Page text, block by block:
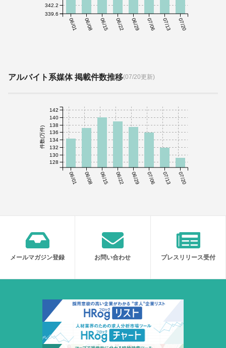
06/01 06/08 06/15 06/22 06/29 07/06 07/13 07/20
339.6
342.2
アルバイト系媒体 掲載件数推移(07/20更新)
06/01 06/08 06/15 06/22 06/29 07/06 07/13 07/20
件数(万件)
128
130
132
134
136
138
140
142
メールマガジン登録 お問い合わせ プレスリリース受付